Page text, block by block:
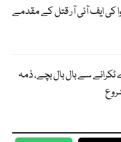
کی ایف آئی آر قتل کے مقدمے
پر 2 طیارے ٹکرانے سے بال بال بچے، ذمہ